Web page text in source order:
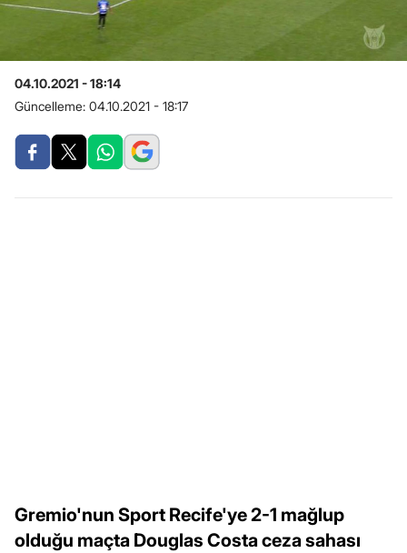
04.10.2021 - 18:14
Güncelleme: 04.10.2021 - 18:17
Gremio'nun Sport Recife'ye 2-1 mağlup
olduğu maçta Douglas Costa ceza sahası